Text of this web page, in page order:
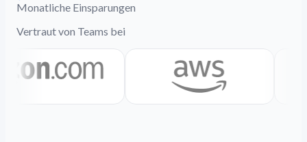
Monatliche Einsparungen
Vertraut von Teams bei